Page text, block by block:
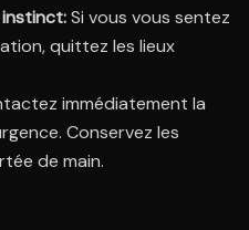
Si vous vous sentez
quittez les lieux
immédiatement la
Conservez les
de main.